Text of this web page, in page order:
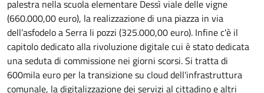
palestra nella scuola elementare Dessì viale delle vigne
(660.000,00 euro), la realizzazione di una piazza in via
dell’asfodelo a Serra li pozzi (325.000,00 euro). Infine c'è il
capitolo dedicato alla rivoluzione digitale cui è stato dedicata
una seduta di commissione nei giorni scorsi. Si tratta di
600mila euro per la transizione su cloud dell'infrastruttura
comunale, la digitalizzazione dei servizi al cittadino e altri